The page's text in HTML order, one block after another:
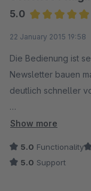
Viele Grüße aus
5.0
22 January 2015 19:58
Die Bedienung ist
Newsletter bauen
deutlich schneller
Gefällt mir sehr gut
Vielen Dank dafür!
Show more
5.0 Functionality
5.0 Support